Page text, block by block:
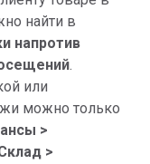
найти в
напротив
.
или
можно только
>
>